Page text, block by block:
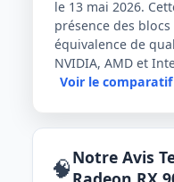
le 13 mai 2026.
présence des
équivalence de
NVIDIA, AMD et
Voir le comparatif
🧠Notre Avis